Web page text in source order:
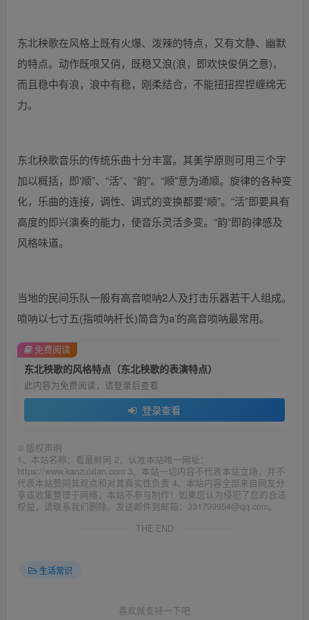
东北秧歌在风格上既有火爆、泼辣的特点，又有文静、幽默
的特点。动作既哏又俏，既稳又浪(浪，即欢快俊俏之意)，
而且稳中有浪，浪中有稳，刚柔结合，不能扭扭捏捏缠绵无
力。
东北秧歌音乐的传统乐曲十分丰富。其美学原则可用三个字
加以概括，即‘顺”、“活”、“韵”。“顺”意为通顺。旋律的各种变
化，乐曲的连接，调性、调式的变换都要“顺”。“活”即要具有
高度的即兴演奏的能力，使音乐灵活多变。“韵”即韵律感及
风格味道。
当地的民间乐队一般有高音唢呐2人及打击乐器若干人组成。
唢呐以七寸五(指唢呐杆长)简音为a’的高音唢呐最常用。
东北秧歌的风格特点（东北秧歌的表演特点）
此内容为免费阅读，请登录后查看
登录查看
免费阅读
© 版权声明
1、本站名称：看最鲜网 2、认准本站唯一网址：
https://www.kanzuixian.com 3、本站一切内容不代表本站立场，并不
代表本站赞同其观点和对其真实性负责 4、本站内容全部来自网友分
享或收集整理于网络，本站不参与制作！如果您认为侵犯了您的合法
权益，请联系我们删除。发送邮件到邮箱：331799954@qq.com。
THE END
生活常识
喜欢就支持一下吧